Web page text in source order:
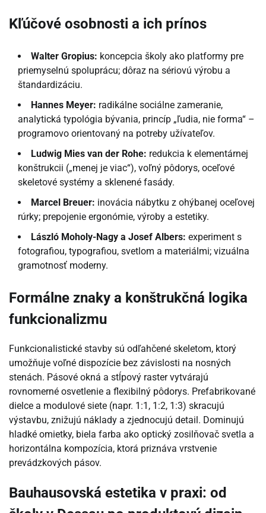
Kľúčové osobnosti a ich prínos
Walter Gropius: koncepcia školy ako platformy pre
priemyselnú spoluprácu; dôraz na sériovú výrobu a
štandardizáciu.
Hannes Meyer: radikálne sociálne zameranie,
analytická typológia bývania, princíp „ľudia, nie forma“ –
programovo orientovaný na potreby užívateľov.
Ludwig Mies van der Rohe: redukcia k elementárnej
konštrukcii („menej je viac“), voľný pôdorys, oceľové
skeletové systémy a sklenené fasády.
Marcel Breuer: inovácia nábytku z ohýbanej oceľovej
rúrky; prepojenie ergonómie, výroby a estetiky.
László Moholy-Nagy a Josef Albers: experiment s
fotografiou, typografiou, svetlom a materiálmi; vizuálna
gramotnosť moderny.
Formálne znaky a konštrukčná logika
funkcionalizmu
Funkcionalistické stavby sú odľahčené skeletom, ktorý
umožňuje voľné dispozície bez závislosti na nosných
stenách. Pásové okná a stĺpový raster vytvárajú
rovnomerné osvetlenie a flexibilný pôdorys. Prefabrikované
dielce a modulové siete (napr. 1:1, 1:2, 1:3) skracujú
výstavbu, znižujú náklady a zjednocujú detail. Dominujú
hladké omietky, biela farba ako optický zosilňovač svetla a
horizontálna kompozícia, ktorá priznáva vrstvenie
prevádzkových pásov.
Bauhausovská estetika v praxi: od